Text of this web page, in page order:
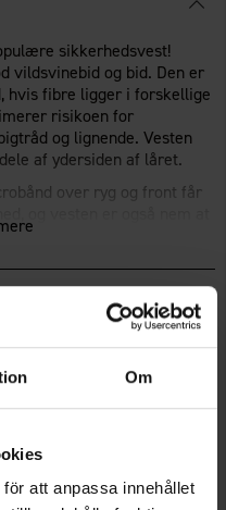
Om
att anpassa innehållet
sikkerhedsvest!
vildsvinebid og bid. Den er
hvis fibre ligger i forskellige
risikoen for
og lignende. Vesten
af ydersiden af låret.
over ryg og front får
og signalfarver i en orange
lomme tilpasset Garmin T5
34 cm